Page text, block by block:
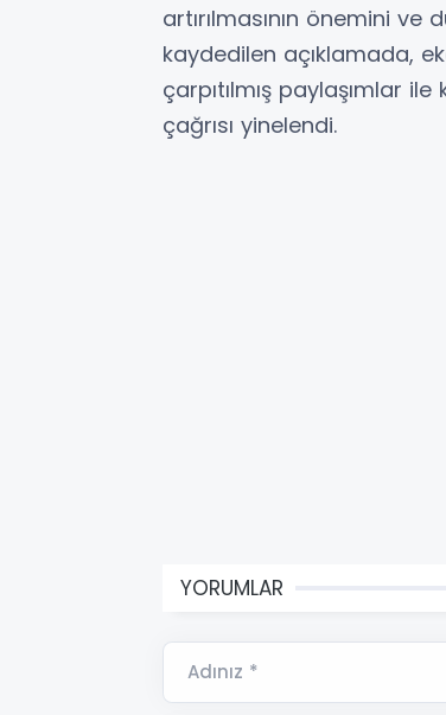
artırılmasının önemini ve
kaydedilen açıklamada,
çarpıtılmış paylaşımlar
çağrısı yinelendi.
YORUMLAR
Adınız *